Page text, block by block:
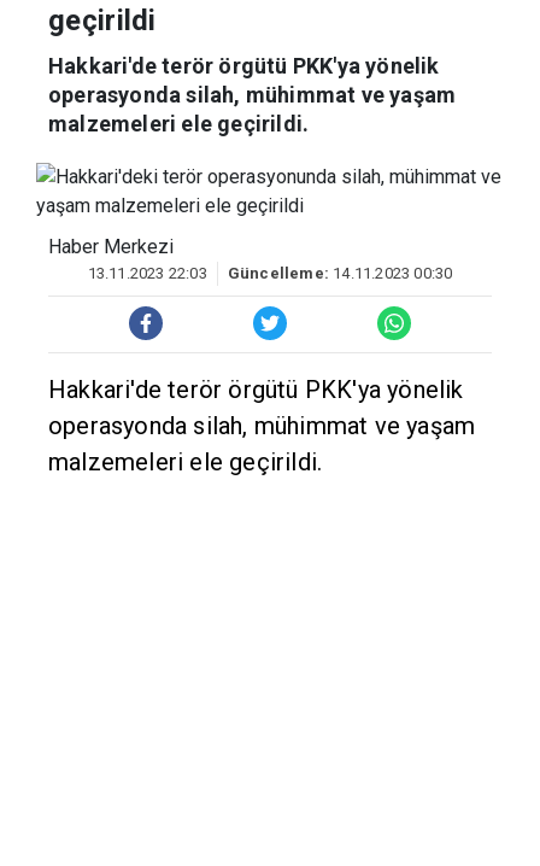
geçirildi
Hakkari'de terör örgütü PKK'ya yönelik
operasyonda silah, mühimmat ve yaşam
malzemeleri ele geçirildi.
Haber Merkezi
13.11.2023 22:03 Güncelleme: 14.11.2023 00:30
Hakkari'de terör örgütü PKK'ya yönelik
operasyonda silah, mühimmat ve yaşam
malzemeleri ele geçirildi.